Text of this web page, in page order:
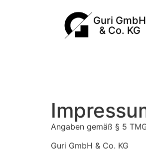
Guri GmbH
& Co. KG
Angaben gemäß § 5
Guri GmbH & Co. KG